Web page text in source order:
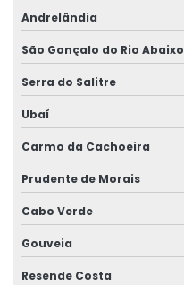
Andrelândia
São Gonçalo do Rio Abaixo
Serra do Salitre
Ubaí
Carmo da Cachoeira
Prudente de Morais
Cabo Verde
Gouveia
Resende Costa